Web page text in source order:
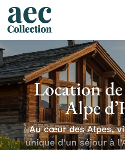
Location
Alpe
Au cœur des Alpes,
unique d’un séjour à